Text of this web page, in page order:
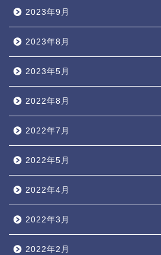
2023年9月
2023年8月
2023年5月
2022年8月
2022年7月
2022年5月
2022年4月
2022年3月
2022年2月